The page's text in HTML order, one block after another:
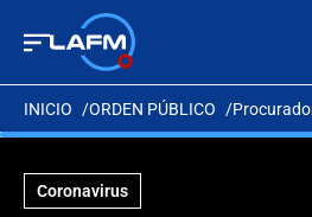
INICIO ORDEN PÚBLICO
Coronavirus